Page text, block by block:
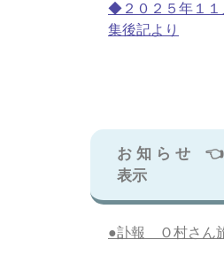
◆２０２５年１
集後記より
お 知 ら せ 👈
表示
●訃報 Ｏ村さん